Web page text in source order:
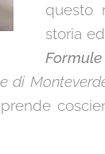
questo
storia
di